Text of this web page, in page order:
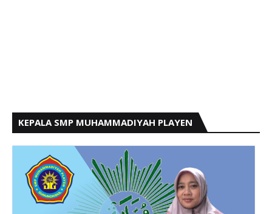
KEPALA SMP MUHAMMADIYAH PLAYEN